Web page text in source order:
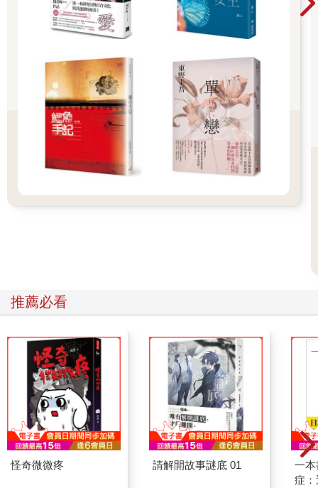
推薦必看
怪奇微微疼 請解開故事謎底 01
一
症